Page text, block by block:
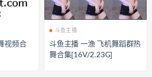
视频合
斗鱼主播
斗鱼主播 一渔 飞机舞蹈群热
舞合集[16V/2.23G]